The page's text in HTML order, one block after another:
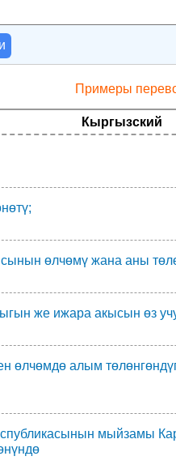
Примеры
Кыргызский
өлчөмү жана аны
же ижара акысын өз
өлчөмдө алым
мыйзамы